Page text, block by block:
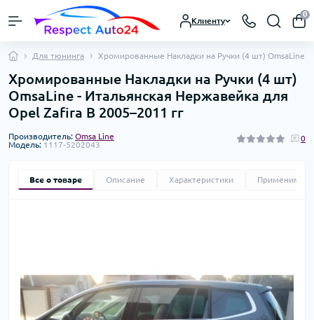
Клиенту
0
Для тюнинга Хромированные Накладки на Ручки (4 шт) OmsaLine
Хромированные Накладки на Ручки (4 шт)
OmsaLine - Итальянская Нержавейка для
Opel Zafira B 2005–2011 гг
Производитель: Omsa Line
Модель: 1117-5202043
0
Все о товаре Описание Характеристики